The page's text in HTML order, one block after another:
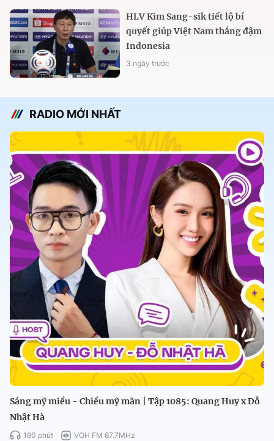
HLV Kim Sang-sik tiết lộ bí
quyết giúp Việt Nam thắng đậm
Indonesia
3 ngày trước
RADIO MỚI NHẤT
Sáng mỹ miều - Chiều mỹ mãn | Tập 1085: Quang Huy x Đỗ
Nhật Hà
180 phút VOH FM 87.7MHz